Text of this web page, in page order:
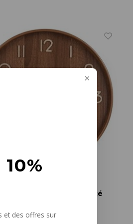
et des offres sur
murale bois foncé